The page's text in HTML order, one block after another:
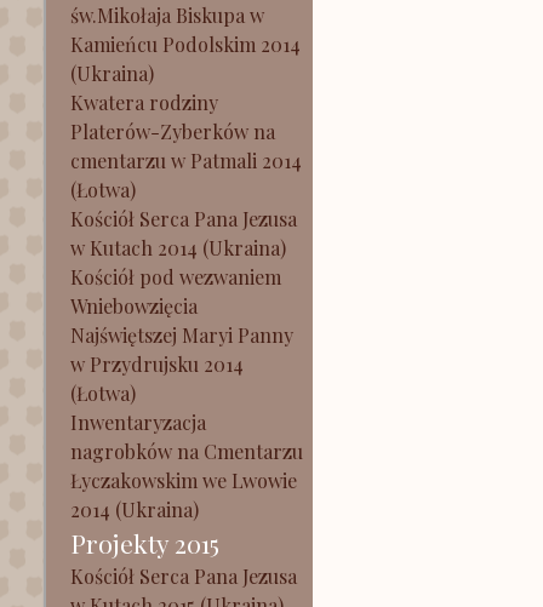
św.Mikołaja Biskupa w
Kamieńcu Podolskim 2014
(Ukraina)
Kwatera rodziny
Platerów-Zyberków na
cmentarzu w Patmali 2014
(Łotwa)
Kościół Serca Pana Jezusa
w Kutach 2014 (Ukraina)
Kościół pod wezwaniem
Wniebowzięcia
Najświętszej Maryi Panny
w Przydrujsku 2014
(Łotwa)
Inwentaryzacja
nagrobków na Cmentarzu
Łyczakowskim we Lwowie
2014 (Ukraina)
Projekty 2015
Kościół Serca Pana Jezusa